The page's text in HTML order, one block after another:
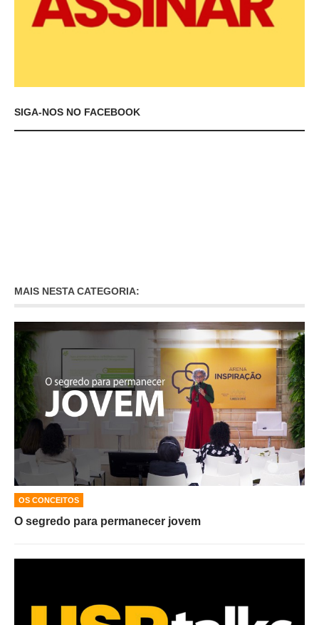
SIGA-NOS NO FACEBOOK
MAIS NESTA CATEGORIA:
OS CONCEITOS
O segredo para permanecer jovem